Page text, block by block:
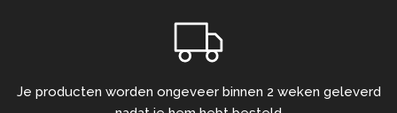
Je producten worden ongeveer binnen 2 weken geleverd